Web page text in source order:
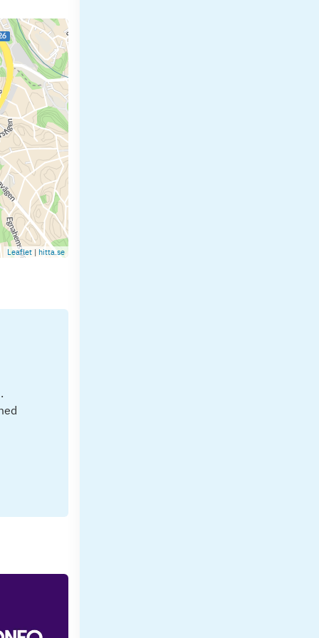
Leaflet | hitta.se